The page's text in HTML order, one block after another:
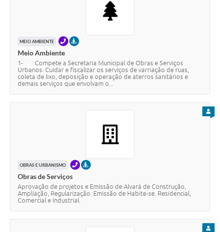
MEIO AMBIENTE TELEFONEPRESENCIAL
Meio Ambiente
1- Compete a Secretaria Municipal de Obras e Serviços
Urbanos: Cuidar e fiscalizar os serviços de varriação de ruas,
coleta de lixo, deposição e operação de aterros sanitários e
demais serviços que envolvam o...
OBRAS E URBANISMO TELEFONEPRESENCIAL
Obras de Serviços
Aprovação de projetos e Emissão de Alvará de Construção,
Ampliação, Regularização. Emissão de Habite-se. Residencial,
Comercial e Industrial.